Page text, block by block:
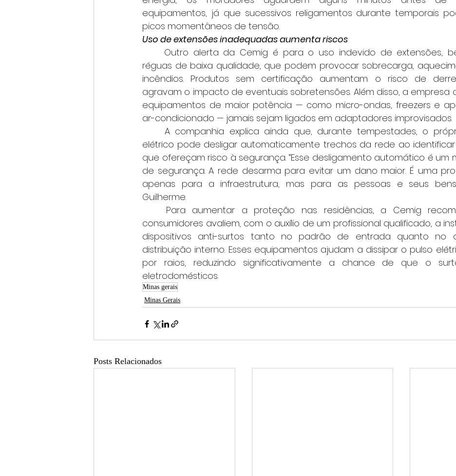
equipamentos, já que sucessivos religamentos durante temporais
picos momentâneos de tensão.
Uso de extensões inadequadas aumenta riscos
réguas de baixa qualidade, que podem provocar sobrecarga,
incêndios. Produtos sem certificação aumentam o risco de
agravam o impacto de eventuais sobretensões. Além disso, a empresa
equipamentos de maior potência — como micro-ondas, freezers e
ar-condicionado — jamais sejam ligados em adaptadores improvisados.
elétrico pode desligar automaticamente trechos da rede ao
que ofereçam risco à segurança. “Esse desligamento automático é um
de segurança. A rede desarma para evitar um dano maior. É uma
apenas para a infraestrutura, mas para as pessoas e seus
Guilherme.
consumidores avaliem, com o auxílio de um profissional qualificado, a
dispositivos anti-surtos tanto no padrão de entrada quanto no
distribuição interno. Esses equipamentos ajudam a dissipar o pulso
por raios, reduzindo significativamente a chance de que o
eletrodomésticos.
Minas gerais
Minas Gerais
Posts Relacionados